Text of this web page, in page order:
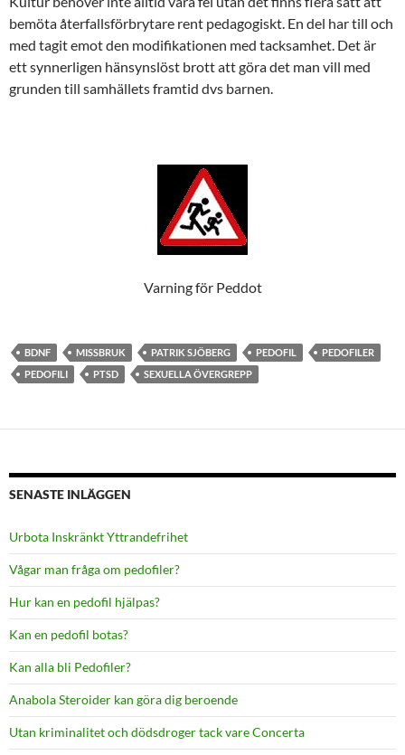
bemöta återfallsförbrytare rent pedagogiskt. En del har till och
med tagit emot den modifikationen med tacksamhet. Det är
ett synnerligen hänsynslöst brott att göra det man vill med
grunden till samhällets framtid dvs barnen.
Varning för Peddot
BDNF MISSBRUK PATRIK SJÖBERG PEDOFIL
PEDOFILER
PEDOFILI
PTSD SEXUELLA ÖVERGREPP
SENASTE INLÄGGEN
Urbota Inskränkt Yttrandefrihet
Vågar man fråga om pedofiler?
Hur kan en pedofil hjälpas?
Kan en pedofil botas?
Kan alla bli Pedofiler?
Anabola Steroider kan göra dig beroende
Utan kriminalitet och dödsdroger tack vare Concerta